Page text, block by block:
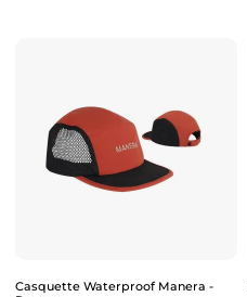
Casquette Waterproof Manera -